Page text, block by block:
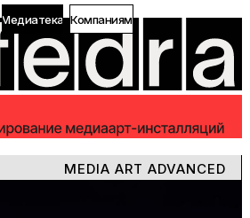
Компаниям
Медиатека
MEDIA ART ADVANCED